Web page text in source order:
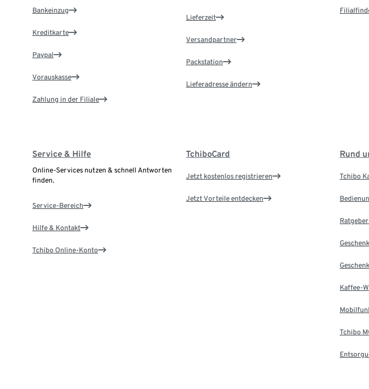
Bankeinzug
Kreditkarte
Paypal
Vorauskasse
Zahlung in der Filiale
Lieferzeit
Versandpartner
Packstation
Lieferadresse ändern
Service & Hilfe
Online-Services nutzen & schnell Antworten
finden.
Service-Bereich
Hilfe & Kontakt
Tchibo Online-Konto
TchiboCard
Jetzt kostenlos registrieren
Jetzt Vorteile entdecken
Rund
Tchibo
Kaffee-
Tchibo